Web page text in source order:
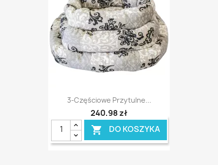
3-Częściowe Przytulne...
240,98 zł
 DO KOSZYKA